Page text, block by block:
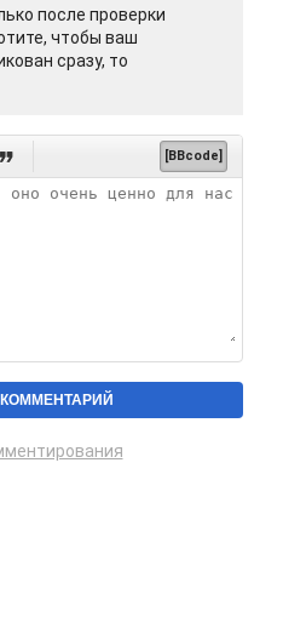
после проверки
чтобы ваш
сразу, то
 [BBcode]